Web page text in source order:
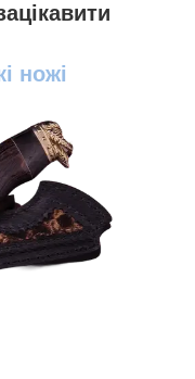
ножі